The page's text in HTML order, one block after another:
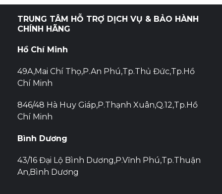
bài
TRUNG TÂM HỖ TRỢ DỊCH VỤ & BẢO HÀNH
CHÍNH HÃNG
Hồ Chí Minh
49A,Mai Chí Thọ,P.An Phú,Tp.Thủ Đức,Tp.Hồ
Chí Minh
846/48 Hà Huy Giáp,P.Thạnh Xuân,Q.12,Tp.Hồ
Chí Minh
Bình Dương
43/16 Đại Lộ Bình Dương,P.Vĩnh Phú,Tp.Thuận
An,Bình Dương